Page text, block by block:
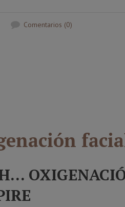
Comentarios (0)